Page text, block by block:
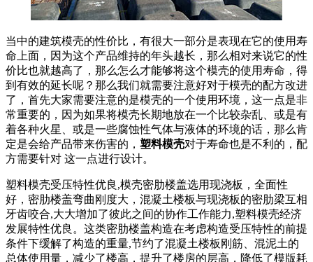
当中的建筑模壳的性价比，有很大一部分是表现在它的使用寿
命上面，因为这个产品维持的年头越长，那么相对来说它的性
价比也就越高了，那么怎么才能够将这个模壳的使用寿命，得
到有效的延长呢？那么我们就需要注意好对于模壳的配方改进
了，首先大家需要注意的是模壳的一个使用环境，这一点是非
常重要的，因为如果将模壳长期地放在一个比较杂乱、或是有
着各种火星、或是一些腐蚀性气体与液体的环境的话，那么肯
定是会给产品带来伤害的， 塑料模壳对于寿命也是不利的，配
方需要针对 这一点进行设计。
塑料模壳受压特性优良,模壳密肋楼盖选用现浇板，全面性
好，密肋楼盖弯曲刚度大，混凝土楼板与现浇板的密肋梁互相
牙齿咬合,大大增加了彼此之间的协作工作能力,塑料模壳经济
发展特性优良。这类密肋楼盖构造在考虑构造受压特性的前提
条件下缓解了构造的重量,节约了混凝土楼板刚筋、混泥土的
总体使用量，减少了楼高，提升了楼房的层高，降低了模版耗